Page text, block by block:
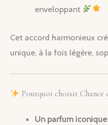
enveloppant
Cet accord harmonieux
unique, à la fois légère,
Pourquoi choisir Chance
Un parfum iconique